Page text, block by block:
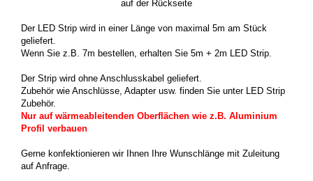
auf der Rückseite
Der LED Strip wird in einer Länge von maximal 5m am Stück
geliefert.
Wenn Sie z.B. 7m bestellen, erhalten Sie 5m + 2m LED Strip.
Der Strip wird ohne Anschlusskabel geliefert.
Zubehör wie Anschlüsse, Adapter usw. finden Sie unter LED Strip
Zubehör.
Nur auf wärmeableitenden Oberflächen wie z.B. Aluminium
Profil verbauen
Gerne konfektionieren wir Ihnen Ihre Wunschlänge mit Zuleitung
auf Anfrage.